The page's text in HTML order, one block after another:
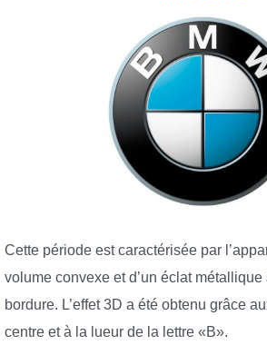
Cette période est caractérisée par
volume convexe et d’un éclat métallique
bordure. L’effet 3D a été obtenu grâce
centre et à la lueur de la lettre «B».